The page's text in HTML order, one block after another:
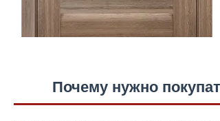
Почему нужно